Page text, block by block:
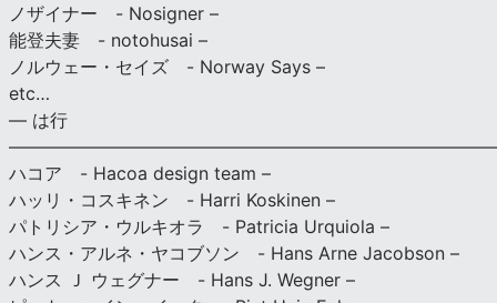
ノザイナー - Nosigner –
能登夫妻 - notohusai –
ノルウェー・セイズ - Norway Says –
etc…
— は行
ハコア - Hacoa design team –
ハッリ・コスキネン - Harri Koskinen –
パトリシア・ウルキオラ - Patricia Urquiola –
ハンス・アルネ・ヤコブソン - Hans Arne Jacobson –
ハンス Ｊ ウェグナー - Hans J. Wegner –